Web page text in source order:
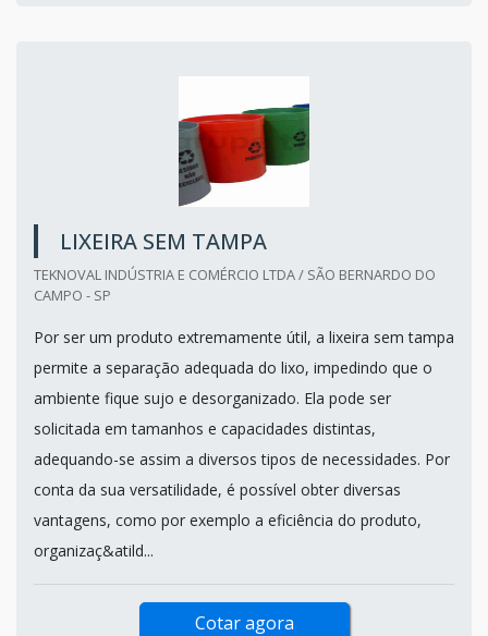
LIXEIRA SEM TAMPA
TEKNOVAL INDÚSTRIA E COMÉRCIO LTDA / SÃO BERNARDO DO
CAMPO - SP
Por ser um produto extremamente útil, a lixeira sem tampa
permite a separação adequada do lixo, impedindo que o
ambiente fique sujo e desorganizado. Ela pode ser
solicitada em tamanhos e capacidades distintas,
adequando-se assim a diversos tipos de necessidades. Por
conta da sua versatilidade, é possível obter diversas
vantagens, como por exemplo a eficiência do produto,
organizaç&atild...
Cotar agora